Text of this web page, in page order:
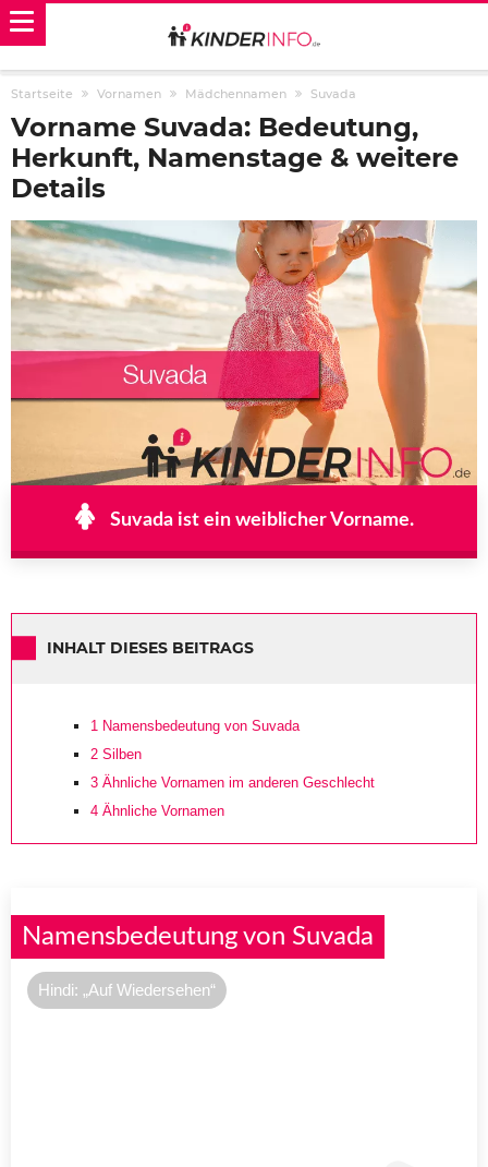
Startseite Vornamen Mädchennamen Suvada
Vorname Suvada: Bedeutung,
Herkunft, Namenstage & weitere
Details
Suvada ist ein weiblicher Vorname.
INHALT DIESES BEITRAGS
1 Namensbedeutung von Suvada
2 Silben
3 Ähnliche Vornamen im anderen Geschlecht
4 Ähnliche Vornamen
Namensbedeutung von Suvada
Hindi: „Auf Wiedersehen“